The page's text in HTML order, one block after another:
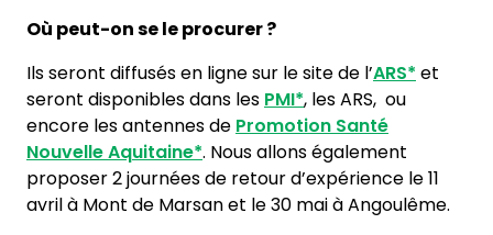
Où peut-on se le procurer ?
Ils seront diffusés en ligne sur le site de l’ARS* et
seront disponibles dans les PMI*, les ARS, ou
encore les antennes de Promotion Santé
Nouvelle Aquitaine*. Nous allons également
proposer 2 journées de retour d’expérience le 11
avril à Mont de Marsan et le 30 mai à Angoulême.